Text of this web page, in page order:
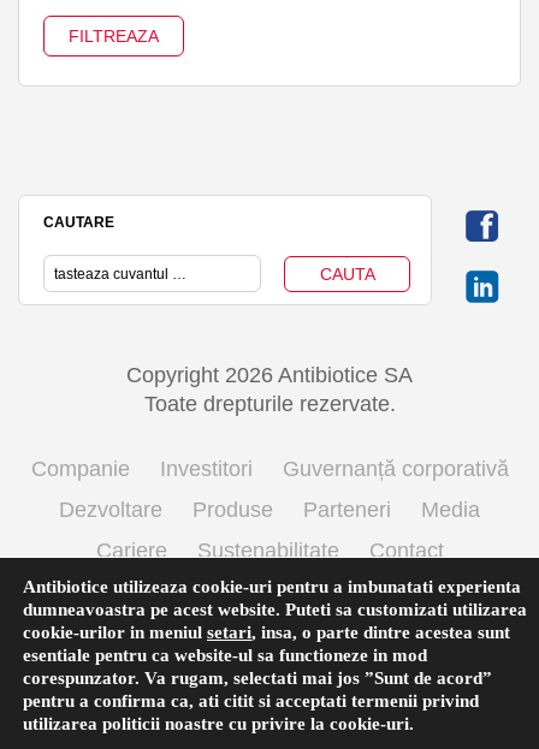
CAUTARE
Copyright 2026 Antibiotice SA
Toate drepturile rezervate.
Companie Investitori
Guvernanță corporativă
Dezvoltare
Produse Parteneri
Media
Cariere
Sustenabilitate
Contact
Termeni si conditii de utilizare
Politica cookie
Prelucrarea datelor cu caracter personal
Antibiotice utilizeaza cookie-uri pentru a imbunatati experienta
dumneavoastra pe acest website. Puteti sa customizati utilizarea
cookie-urilor in meniul setari, insa, o parte dintre acestea sunt
esentiale pentru ca website-ul sa functioneze in mod
corespunzator. Va rugam, selectati mai jos ”Sunt de acord”
pentru a confirma ca, ati citit si acceptati termenii privind
utilizarea politicii noastre cu privire la cookie-uri.
English(Engleză) Română